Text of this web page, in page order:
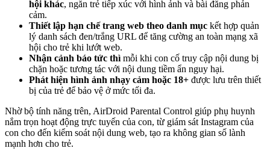
hội khác, ngăn trẻ tiếp xúc với hình ảnh và bài đăng phản
cảm.
Thiết lập hạn chế trang web theo danh mục kết hợp quản
lý danh sách đen/trắng URL để tăng cường an toàn mạng xã
hội cho trẻ khi lướt web.
Nhận cảnh báo tức thì mỗi khi con cố truy cập nội dung bị
chặn hoặc tương tác với nội dung tiềm ẩn nguy hại.
Phát hiện hình ảnh nhạy cảm hoặc 18+ được lưu trên thiết
bị của trẻ để bảo vệ ở mức tối đa.
Nhờ bộ tính năng trên, AirDroid Parental Control giúp phụ huynh
nắm trọn hoạt động trực tuyến của con, từ giám sát Instagram của
con cho đến kiểm soát nội dung web, tạo ra không gian số lành
mạnh hơn cho trẻ.